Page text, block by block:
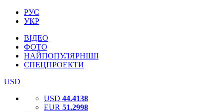
РУС
УКР
ВІДЕО
ФОТО
НАЙПОПУЛЯРНІШІ
СПЕЦПРОЕКТИ
USD
USD 44.4138
EUR 51.2998